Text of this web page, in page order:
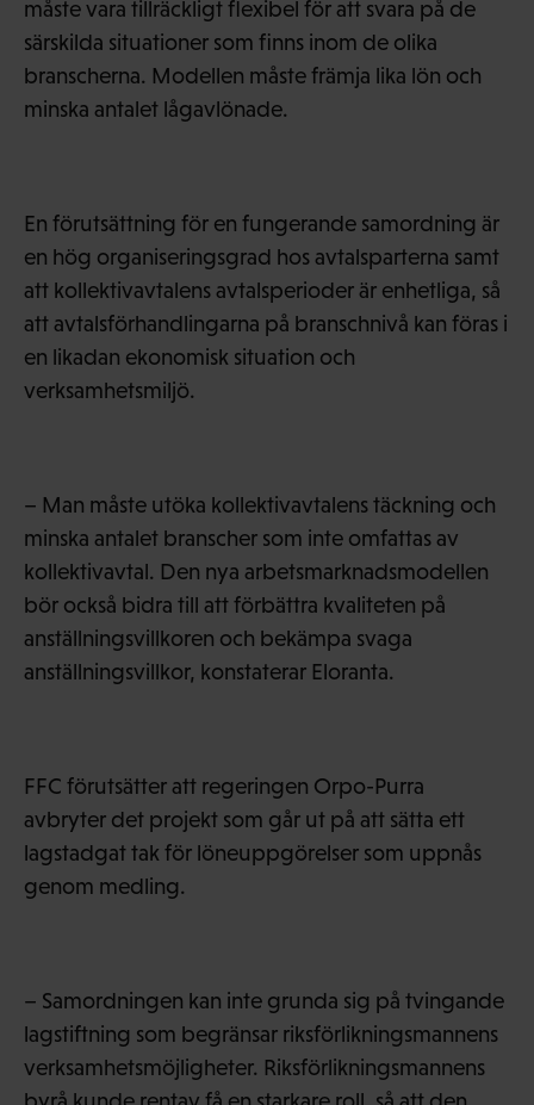
måste vara tillräckligt flexibel för att svara på de
särskilda situationer som finns inom de olika
branscherna. Modellen måste främja lika lön och
minska antalet lågavlönade.
En förutsättning för en fungerande samordning är
en hög organiseringsgrad hos avtalsparterna samt
att kollektivavtalens avtalsperioder är enhetliga, så
att avtalsförhandlingarna på branschnivå kan föras i
en likadan ekonomisk situation och
verksamhetsmiljö.
– Man måste utöka kollektivavtalens täckning och
minska antalet branscher som inte omfattas av
kollektivavtal. Den nya arbetsmarknadsmodellen
bör också bidra till att förbättra kvaliteten på
anställningsvillkoren och bekämpa svaga
anställningsvillkor, konstaterar Eloranta.
FFC förutsätter att regeringen Orpo-Purra
avbryter det projekt som går ut på att sätta ett
lagstadgat tak för löneuppgörelser som uppnås
genom medling.
– Samordningen kan inte grunda sig på tvingande
lagstiftning som begränsar riksförlikningsmannens
verksamhetsmöjligheter. Riksförlikningsmannens